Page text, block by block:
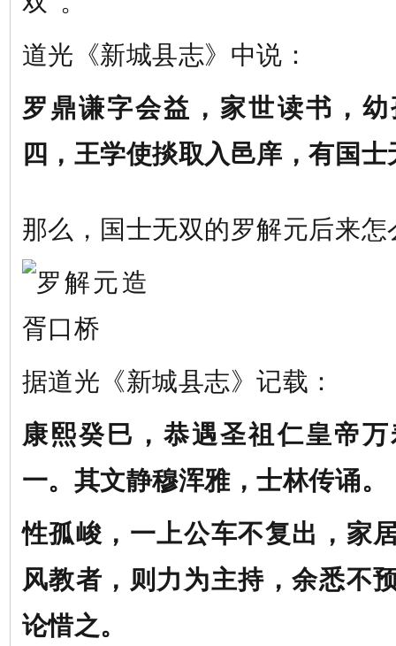
道光《新城县志》中说：
罗鼎谦字会益，家世读书，
四，王学使掞取入邑庠，有国
那么，国士无双的罗解元后来怎
据道光《新城县志》记载：
康熙癸巳，恭遇圣祖仁皇帝
一。其文静穆浑雅，士林传诵。
性孤峻，一上公车不复出，家
风教者，则力为主持，余悉不
论惜之。